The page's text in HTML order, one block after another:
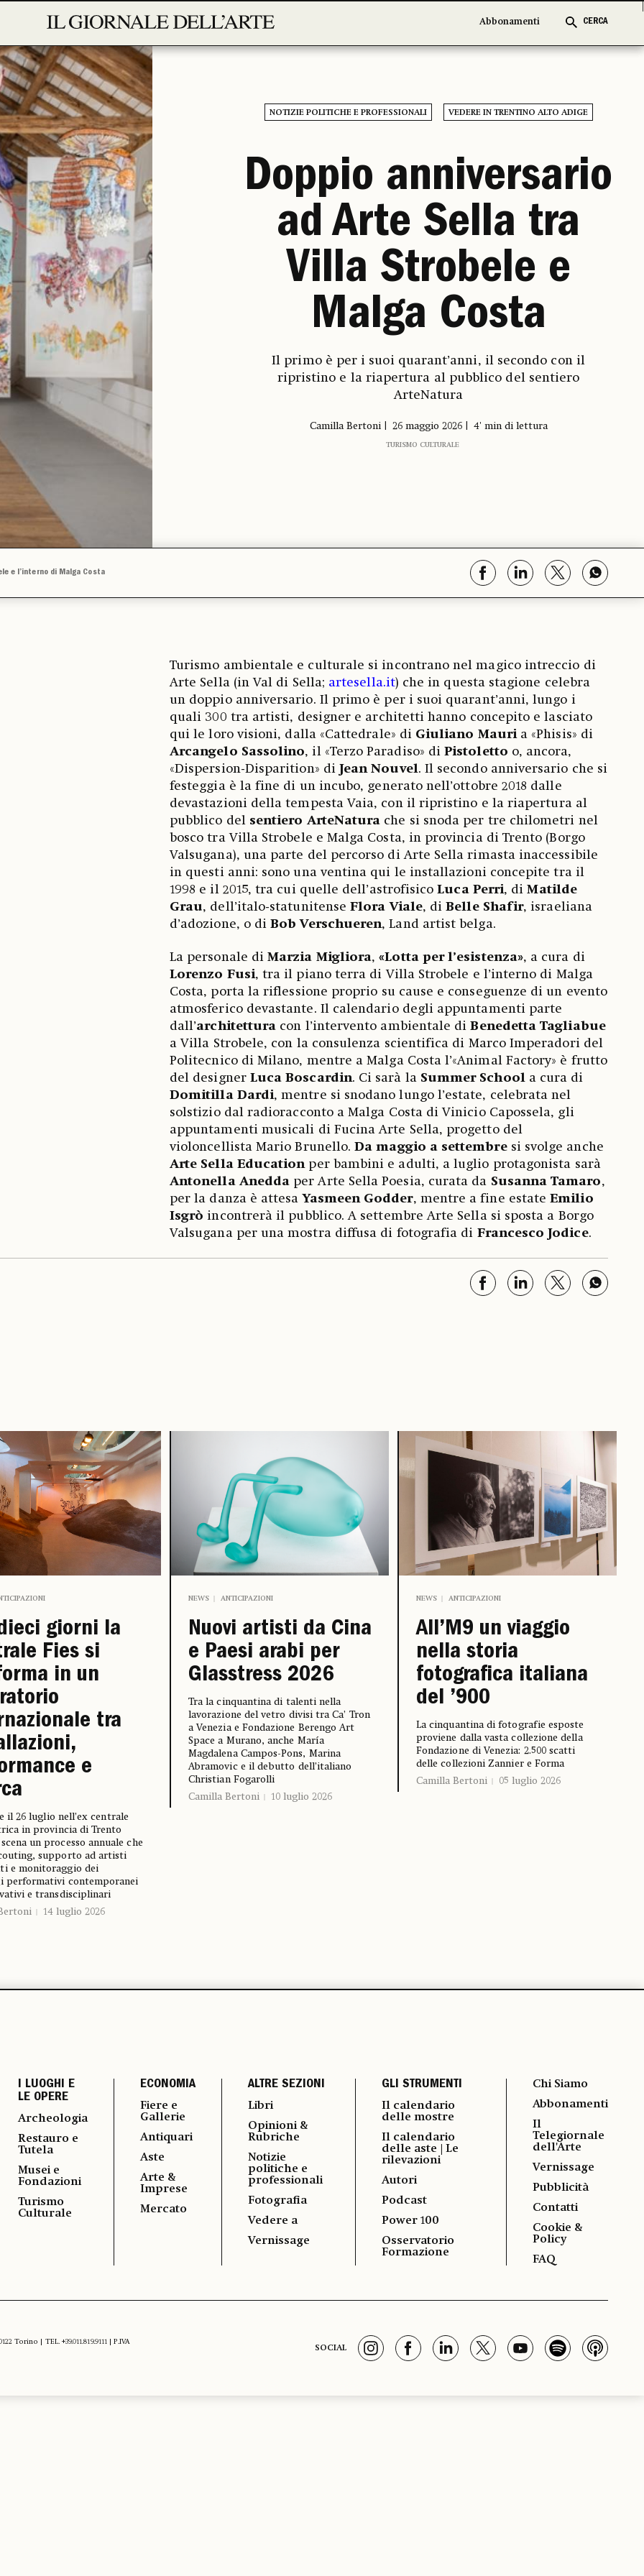
Abbonamenti CERCA
Abbonamenti CERCA
NOTIZIE POLITICHE E PROFESSIONALI VEDERE IN TRENTINO ALTO ADIGE
Doppio anniversario
ad Arte Sella tra
Villa Strobele e
Malga Costa
Il primo è per i suoi quarant’anni, il secondo con il
ripristino e la riapertura al pubblico del sentiero
ArteNatura
Camilla Bertoni 26 maggio 2026 4' min di lettura
TURISMO CULTURALE
e l’interno di Malga Costa
Turismo ambientale e culturale si incontrano nel magico intreccio di
Arte Sella (in Val di Sella; artesella.it) che in questa stagione celebra
un doppio anniversario. Il primo è per i suoi quarant’anni, lungo i
quali 300 tra artisti, designer e architetti hanno concepito e lasciato
qui le loro visioni, dalla «Cattedrale» di Giuliano Mauria «Phisis» di
Arcangelo Sassolino, il «Terzo Paradiso» diPistoletto o, ancora,
«Dispersion-Disparition» di Jean Nouvel. Il secondo anniversario che si
festeggia è la fine di un incubo, generato nell’ottobre 2018 dalle
devastazioni della tempesta Vaia, con il ripristino e la riapertura al
pubblico del sentiero ArteNatura che si snoda per tre chilometri nel
bosco tra Villa Strobele e Malga Costa, in provincia di Trento (Borgo
Valsugana), una parte del percorso di Arte Sella rimasta inaccessibile
in questi anni: sono una ventina qui le installazioni concepite tra il
1998 e il 2015, tra cui quelle dell’astrofisicoLuca Perri, diMatilde
Grau, dell’italo-statunitenseFlora Viale, diBelle Shafir, israeliana
d’adozione, o diBob Verschueren, Land artist belga.
La personale diMarzia Migliora, «Lotta per l’esistenza», a cura di
Lorenzo Fusi, tra il piano terra di Villa Strobele e l’interno di Malga
Costa, porta la riflessione proprio su cause e conseguenze di un evento
atmosferico devastante. Il calendario degli appuntamenti parte
dall’architettura con l’intervento ambientale diBenedetta Tagliabue
a Villa Strobele, con la consulenza scientifica di Marco Imperadori del
Politecnico di Milano, mentre a Malga Costa l’«Animal Factory» è frutto
del designer Luca Boscardin. Ci sarà la Summer Schoola cura di
Domitilla Dardi, mentre si snodano lungo l’estate, celebrata nel
solstizio dal radioracconto a Malga Costa di Vinicio Capossela, gli
appuntamenti musicali di Fucina Arte Sella, progetto del
violoncellista Mario Brunello.Da maggio a settembresi svolge anche
Arte Sella Educationper bambini e adulti, a luglio protagonista sarà
Antonella Anedda per Arte Sella Poesia, curata da Susanna Tamaro,
per la danza è attesaYasmeen Godder, mentre a fine estateEmilio
Isgrò incontrerà il pubblico. A settembre Arte Sella si sposta a Borgo
Valsugana per una mostra diffusa di fotografia di Francesco Jodice.
giorni la
Fies si
in un
tra
e
il 26 luglio nell’ex centrale
in provincia di Trento
un processo annuale che
supporto ad artisti
e monitoraggio dei
performativi contemporanei
e transdisciplinari
14 luglio 2026
NEWS ANTICIPAZIONI
Nuovi artisti da Cina
e Paesi arabi per
Glasstress 2026
Tra la cinquantina di talenti nella
lavorazione del vetro divisi tra Ca’ Tron
a Venezia e Fondazione Berengo Art
Space a Murano, anche María
Magdalena Campos-Pons, Marina
Abramovic e il debutto dell’italiano
Christian Fogarolli
Camilla Bertoni
10 luglio 2026
NEWS ANTICIPAZIONI
All’M9 un viaggio
nella storia
fotografica italiana
del ’900
La cinquantina di fotografie esposte
proviene dalla vasta collezione della
Fondazione di Venezia: 2.500 scatti
delle collezioni Zannier e Forma
Camilla Bertoni
05 luglio 2026
I LUOGHI E
LE OPERE
Archeologia
Restauro e
Tutela
Musei e
Fondazioni
Turismo
Culturale
ECONOMIA
Fiere e
Gallerie
Antiquari
Aste
Arte &
Imprese
Mercato
ALTRE SEZIONI
Libri
Opinioni &
Rubriche
Notizie
politiche e
professionali
Fotografia
Vedere a
Vernissage
GLI STRUMENTI
Il calendario
delle mostre
Il calendario
delle aste | Le
rilevazioni
Autori
Podcast
Power 100
Osservatorio
Formazione
Chi Siamo
Abbonamenti
Il
Telegiornale
dell'Arte
Vernissage
Pubblicità
Contatti
Cookie &
Policy
FAQ
Torino | TEL. +39.011.819.9111 | P.IVA
SOCIAL